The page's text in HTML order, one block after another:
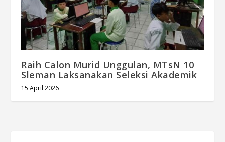
Raih Calon Murid Unggulan, MTsN 10
Sleman Laksanakan Seleksi Akademik
15 April 2026